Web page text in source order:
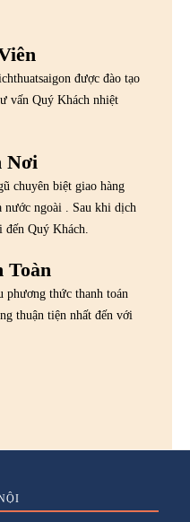
được đào tạo
vấn Quý Khách nhiệt
Nơi
chuyên biệt giao hàng
ngoài . Sau khi dịch
Quý Khách.
Toàn
phương thức thanh toán
thuận tiện nhất đến với